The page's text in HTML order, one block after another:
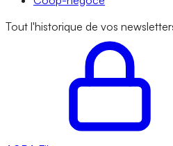
Tout l'historique de vos